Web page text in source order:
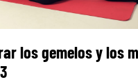
los gemelos y los